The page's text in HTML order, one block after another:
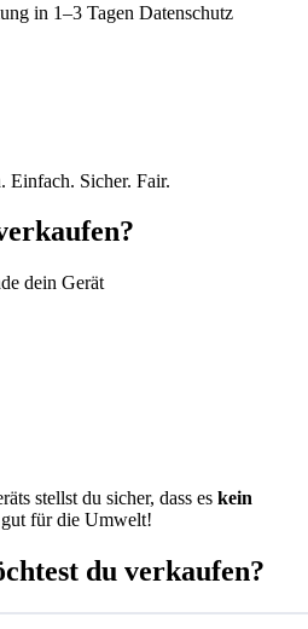
in 1–3 Tagen Datenschutz
Einfach. Sicher. Fair.
dein Gerät
stellst du sicher, dass es kein
für die Umwelt!
du verkaufen?